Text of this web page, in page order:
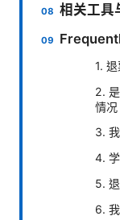
相关工具
1.
2.
情况
3.
4.
5.
6.